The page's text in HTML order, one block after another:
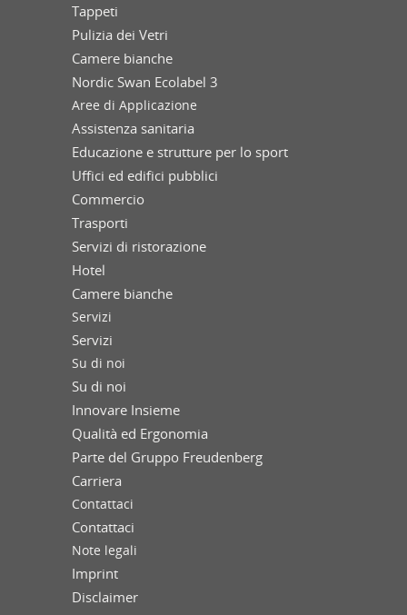
Tappeti
Pulizia dei Vetri
Camere bianche
Nordic Swan Ecolabel 3
Aree di Applicazione
Assistenza sanitaria
Educazione e strutture per lo sport
Uffici ed edifici pubblici
Commercio
Trasporti
Servizi di ristorazione
Hotel
Camere bianche
Servizi
Servizi
Su di noi
Su di noi
Innovare Insieme
Qualità ed Ergonomia
Parte del Gruppo Freudenberg
Carriera
Contattaci
Contattaci
Note legali
Imprint
Disclaimer